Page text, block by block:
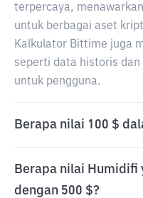
terpercaya,
untuk berbagai aset
Kalkulator Bittime juga
seperti data historis
untuk pengguna.
Berapa nilai 100 $
Berapa nilai Humidifi
dengan 500 $?